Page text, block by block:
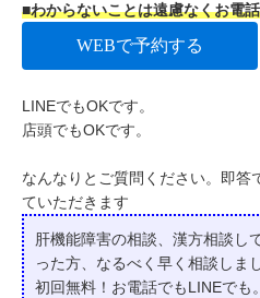
■わからないことは遠慮なくお電
WEBで予約する
LINEでもOKです。
店頭でもOKです。
なんなりとご質問ください。即答
ていただきます
肝機能障害の相談、漢方相談し
った方、なるべく早く相談しま
初回無料！お電話でもLINEでも